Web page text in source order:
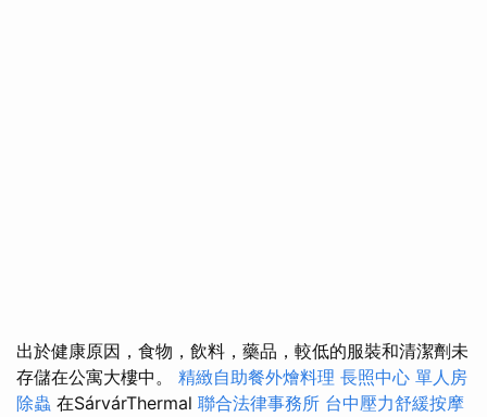
出於健康原因，食物，飲料，藥品，較低的服裝和清潔劑未
存儲在公寓大樓中。 精緻自助餐外燴料理 長照中心 單人房
除蟲 在SárvárThermal 聯合法律事務所 台中壓力舒緩按摩